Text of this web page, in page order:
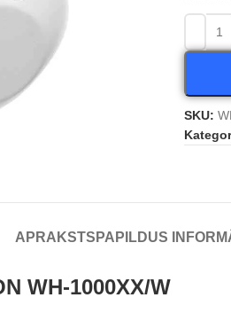
SKU:
APRAKSTS PAPILDUS
WH-1000XX/W